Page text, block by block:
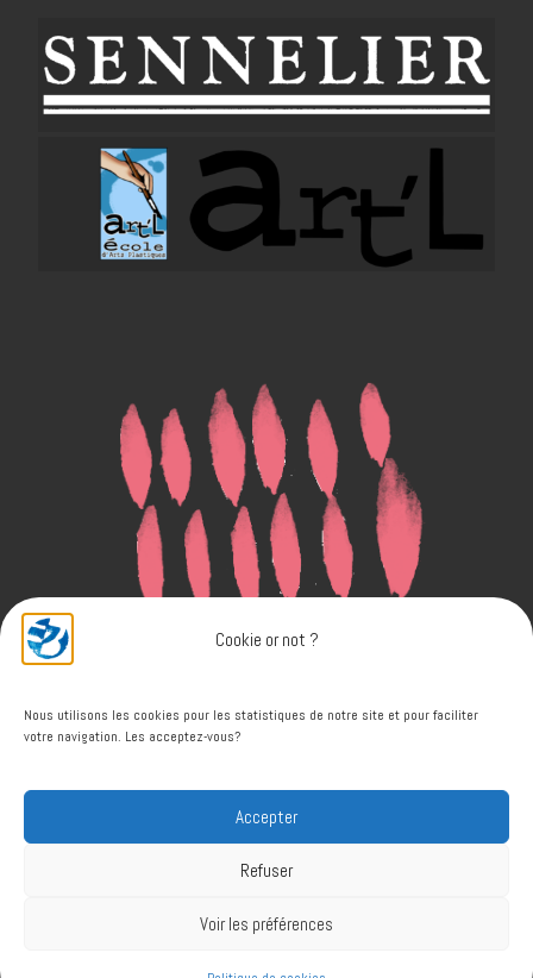
Cookie or not ?
Nous utilisons les cookies pour les statistiques de notre site et pour faciliter
votre navigation. Les acceptez-vous?
Accepter
Refuser
Voir les préférences
Bruno DAVERDIN– Tous droits réservés